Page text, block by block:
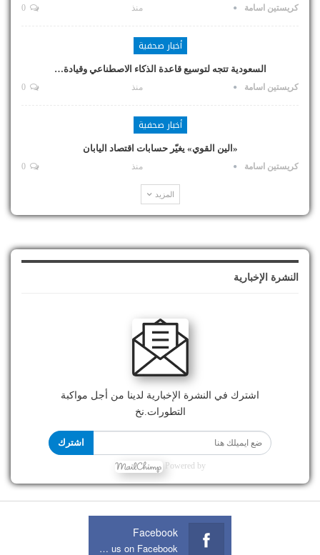
كريستين اسامة منذ
أخبار صحفية
السعودية تتجه لتوسيع قاعدة الذكاء الاصطناعي وقيادة…
كريستين اسامة منذ
أخبار صحفية
«الين القوي» يغيّر حسابات اقتصاد اليابان
كريستين اسامة منذ
المزيد
النشرة الإخبارية
اشترك في النشرة الإخبارية لدينا من أجل مواكبة
التطورات.نخ
اشترك
Powered by
Facebook
Join us on Facebook